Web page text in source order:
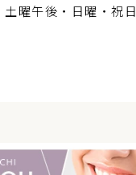
曜午後・日曜・祝日